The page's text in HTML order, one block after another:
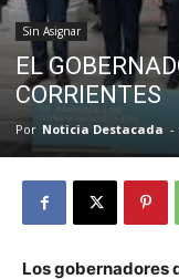
Sin Asignar
EL
CORRIENTES
Por Noticia Destacada -
Los gobernadores